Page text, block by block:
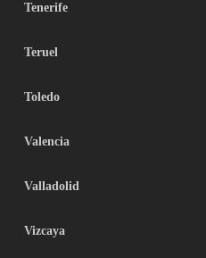
Tenerife
Teruel
Toledo
Valencia
Valladolid
Vizcaya